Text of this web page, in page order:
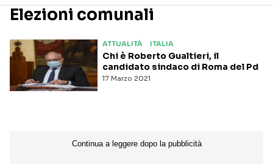
Elezioni comunali
ATTUALITÀ ITALIA
17 Marzo 2021
Chi è Roberto Gualtieri, il
candidato sindaco di Roma del Pd